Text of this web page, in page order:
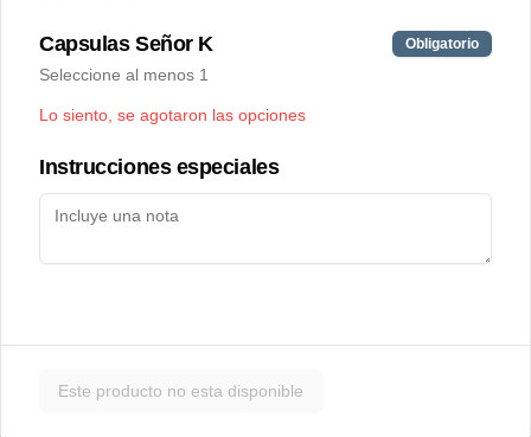
$4.600
artesanales
Ideales para freír en casa o hacer
unidad.
Capsulas Señor K Obligatorio
Seleccione al menos 1
Lo siento, se agotaron las opciones
Instrucciones especiales
Este producto no esta disponible